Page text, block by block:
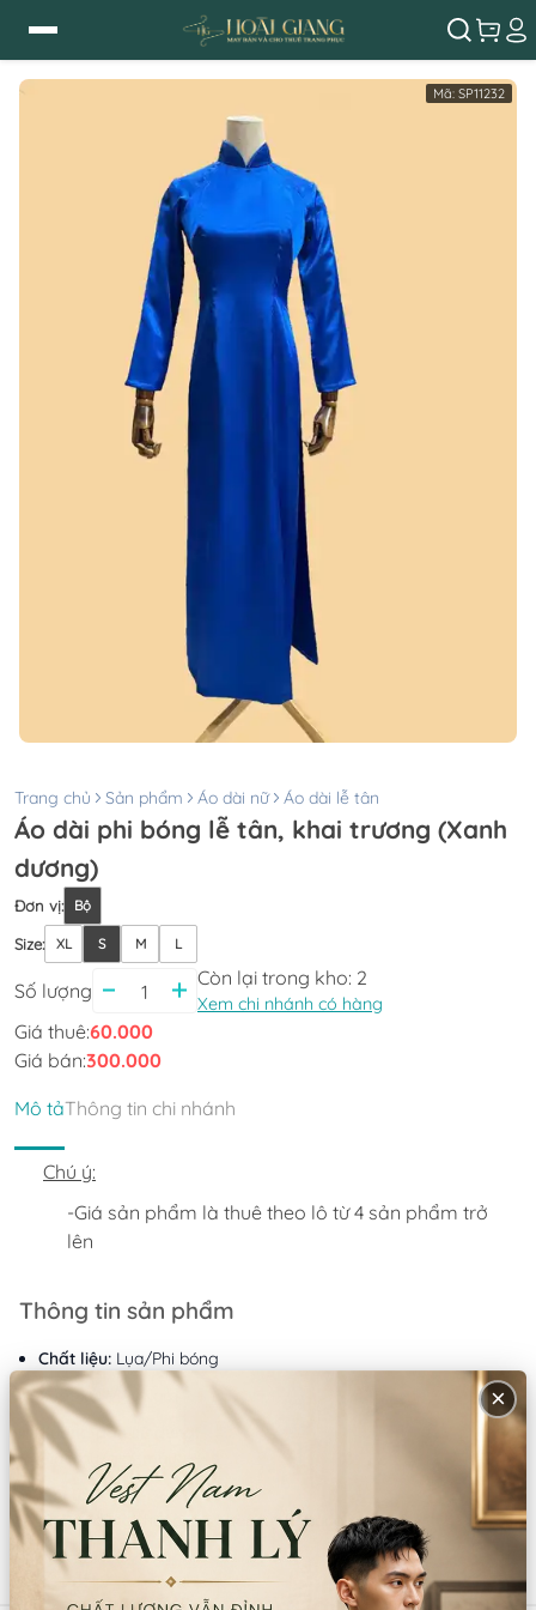
Mã: SP11232
Trang chủ Sản phẩm Áo dài nữ Áo dài lễ tân
Áo dài phi bóng lễ tân, khai trương (Xanh
dương)
Đơn vị: Bộ
Size: XL S M L
Số lượng
Còn lại trong kho: 2
Xem chi nhánh có hàng
Giá thuê:60.000
Giá bán:300.000
Mô tảThông tin chi nhánh
Chú ý:
-Giá sản phẩm là thuê theo lô từ 4 sản phẩm trở
lên﻿﻿
Thông tin sản phẩm
Chất liệu: Lụa/Phi bóng
Xuất xứ:
Việt Nam
Hướng dẫn sử dụng:
Giặt tay/giặt máy
Lưu ý:
Không dùng thuốc tẩy Không giặt bằng nước sôi
×